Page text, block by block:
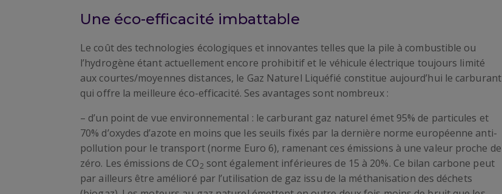
Une éco-efficacité imbattable
Le coût des technologies écologiques et innovantes telles que la pile à combustible ou
l’hydrogène étant actuellement encore prohibitif et le véhicule électrique toujours limité
aux courtes/moyennes distances, le Gaz Naturel Liquéfié constitue aujourd’hui le carburant
qui offre la meilleure éco-efficacité. Ses avantages sont nombreux :
– d’un point de vue environnemental : le carburant gaz naturel émet 95% de particules et
70% d’oxydes d’azote en moins que les seuils fixés par la dernière norme européenne anti-
pollution pour le transport (norme Euro 6), ramenant ces émissions à une valeur proche de
zéro. Les émissions de CO2 sont également inférieures de 15 à 20%. Ce bilan carbone peut
par ailleurs être amélioré par l’utilisation de gaz issu de la méthanisation des déchets